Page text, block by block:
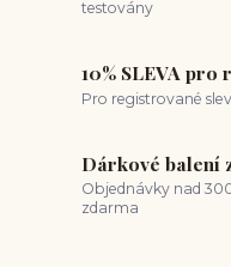
testovány
10% SLEVA
Pro registrované
Dárkové balení
Objednávky nad
zdarma